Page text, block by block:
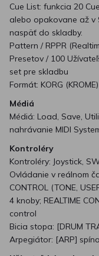
Cue List: funkcia 20
alebo opakovane až
naspäť do skladby.
Pattern / RPPR
Presetov / 100
set pre skladbu
Formát: KORG
Médiá
Médiá: Load, Save,
nahrávanie MIDI
Kontroléry
Kontroléry: Joystick,
Ovládanie v reálnom
CONTROL (TONE,
4 knoby; REALTIME
control
Bicia stopa: [DRUM
Arpegiátor: [ARP]